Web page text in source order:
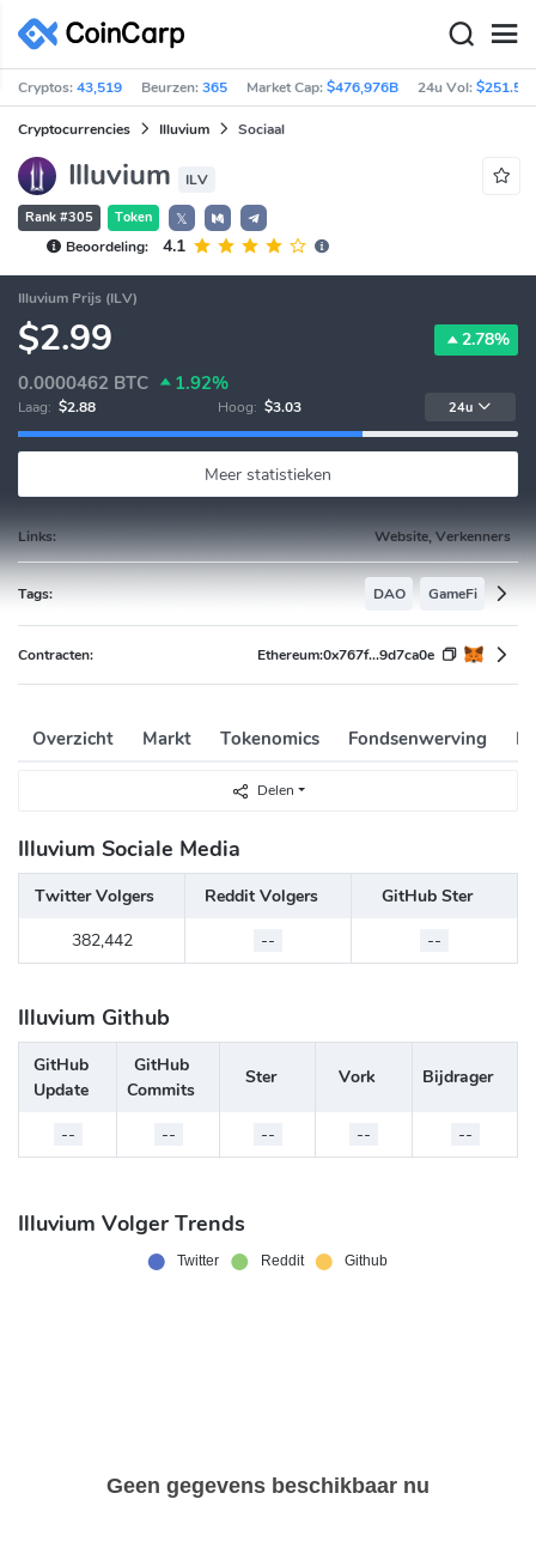
Cryptos:43,519 Beurzen:365 Market Cap:$476,976B 24u Vol:
Cryptocurrencies Illuvium Sociaal
Illuvium ILV
Rank #305 Token
𝕏
Beoordeling:
4.1
Illuvium Prijs (ILV)
$2.99 2.78%
0.0000462 BTC 1.92%
Laag: $2.88 Hoog: $3.03 24u
Meer statistieken
Links: Website, Verkenners
Tags: DAO GameFi
Contracten: Ethereum:0x767f...9d7ca0e
Overzicht Markt Tokenomics Fondsenwerving
Delen
Illuvium Sociale Media
Twitter Volgers Reddit Volgers
GitHub Ster
382,442
-- --
Illuvium Github
GitHub
Update
GitHub
Commits
Ster Vork Bijdrager
-- -- -- -- --
Illuvium Volger Trends